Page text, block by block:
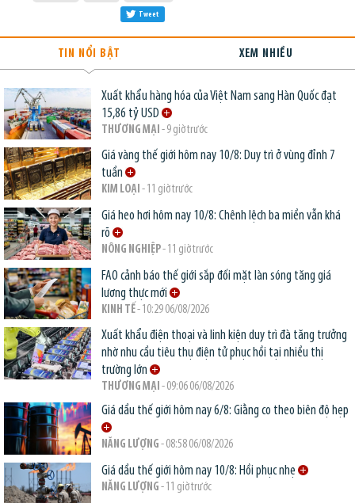
Tweet
TIN NỔI BẬT XEM NHIỀU
Xuất khẩu hàng hóa của Việt Nam sang Hàn Quốc đạt
15,86 tỷ USD
THƯƠNG MẠI - 9 giờ trước
Giá vàng thế giới hôm nay 10/8: Duy trì ở vùng đỉnh 7
tuần
KIM LOẠI - 11 giờ trước
Giá heo hơi hôm nay 10/8: Chênh lệch ba miền vẫn khá
rõ
NÔNG NGHIỆP- 11 giờ trước
FAO cảnh báo thế giới sắp đối mặt làn sóng tăng giá
lương thực mới
KINH TẾ- 10:29 06/08/2026
Xuất khẩu điện thoại và linh kiện duy trì đà tăng trưởng
nhờ nhu cầu tiêu thụ điện tử phục hồi tại nhiều thị
trường lớn
THƯƠNG MẠI - 09:06 06/08/2026
Giá dầu thế giới hôm nay 6/8: Giằng co theo biên độ hẹp
NĂNG LƯỢNG - 08:58 06/08/2026
Giá dầu thế giới hôm nay 10/8: Hồi phục nhẹ
NĂNG LƯỢNG - 11 giờ trước